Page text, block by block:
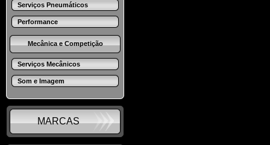
Serviços Pneumáticos
Performance
Mecânica e Competição
Serviços Mecânicos
Som e Imagem
MARCAS